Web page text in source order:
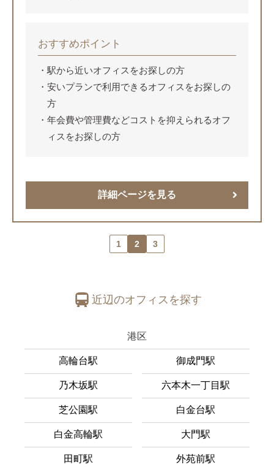
おすすめポイント
駅から近いオフィスをお探しの方
安いプランで利用できるオフィスをお探しの
方
年会費や管理費などコストを抑えられるオフ
ィスをお探しの方
詳細ページを見る
1 2 3
近辺のオフィスを探す
港区
高輪台駅 御成門駅
乃木坂駅 六本木一丁目駅
芝公園駅 白金台駅
白金高輪駅 大門駅
田町駅 外苑前駅